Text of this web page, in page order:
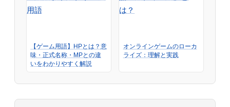
【ゲーム用語】HPとは？意
味・正式名称・MPとの違
いをわかりやすく解説
オンラインゲームのローカ
ライズ：理解と実践